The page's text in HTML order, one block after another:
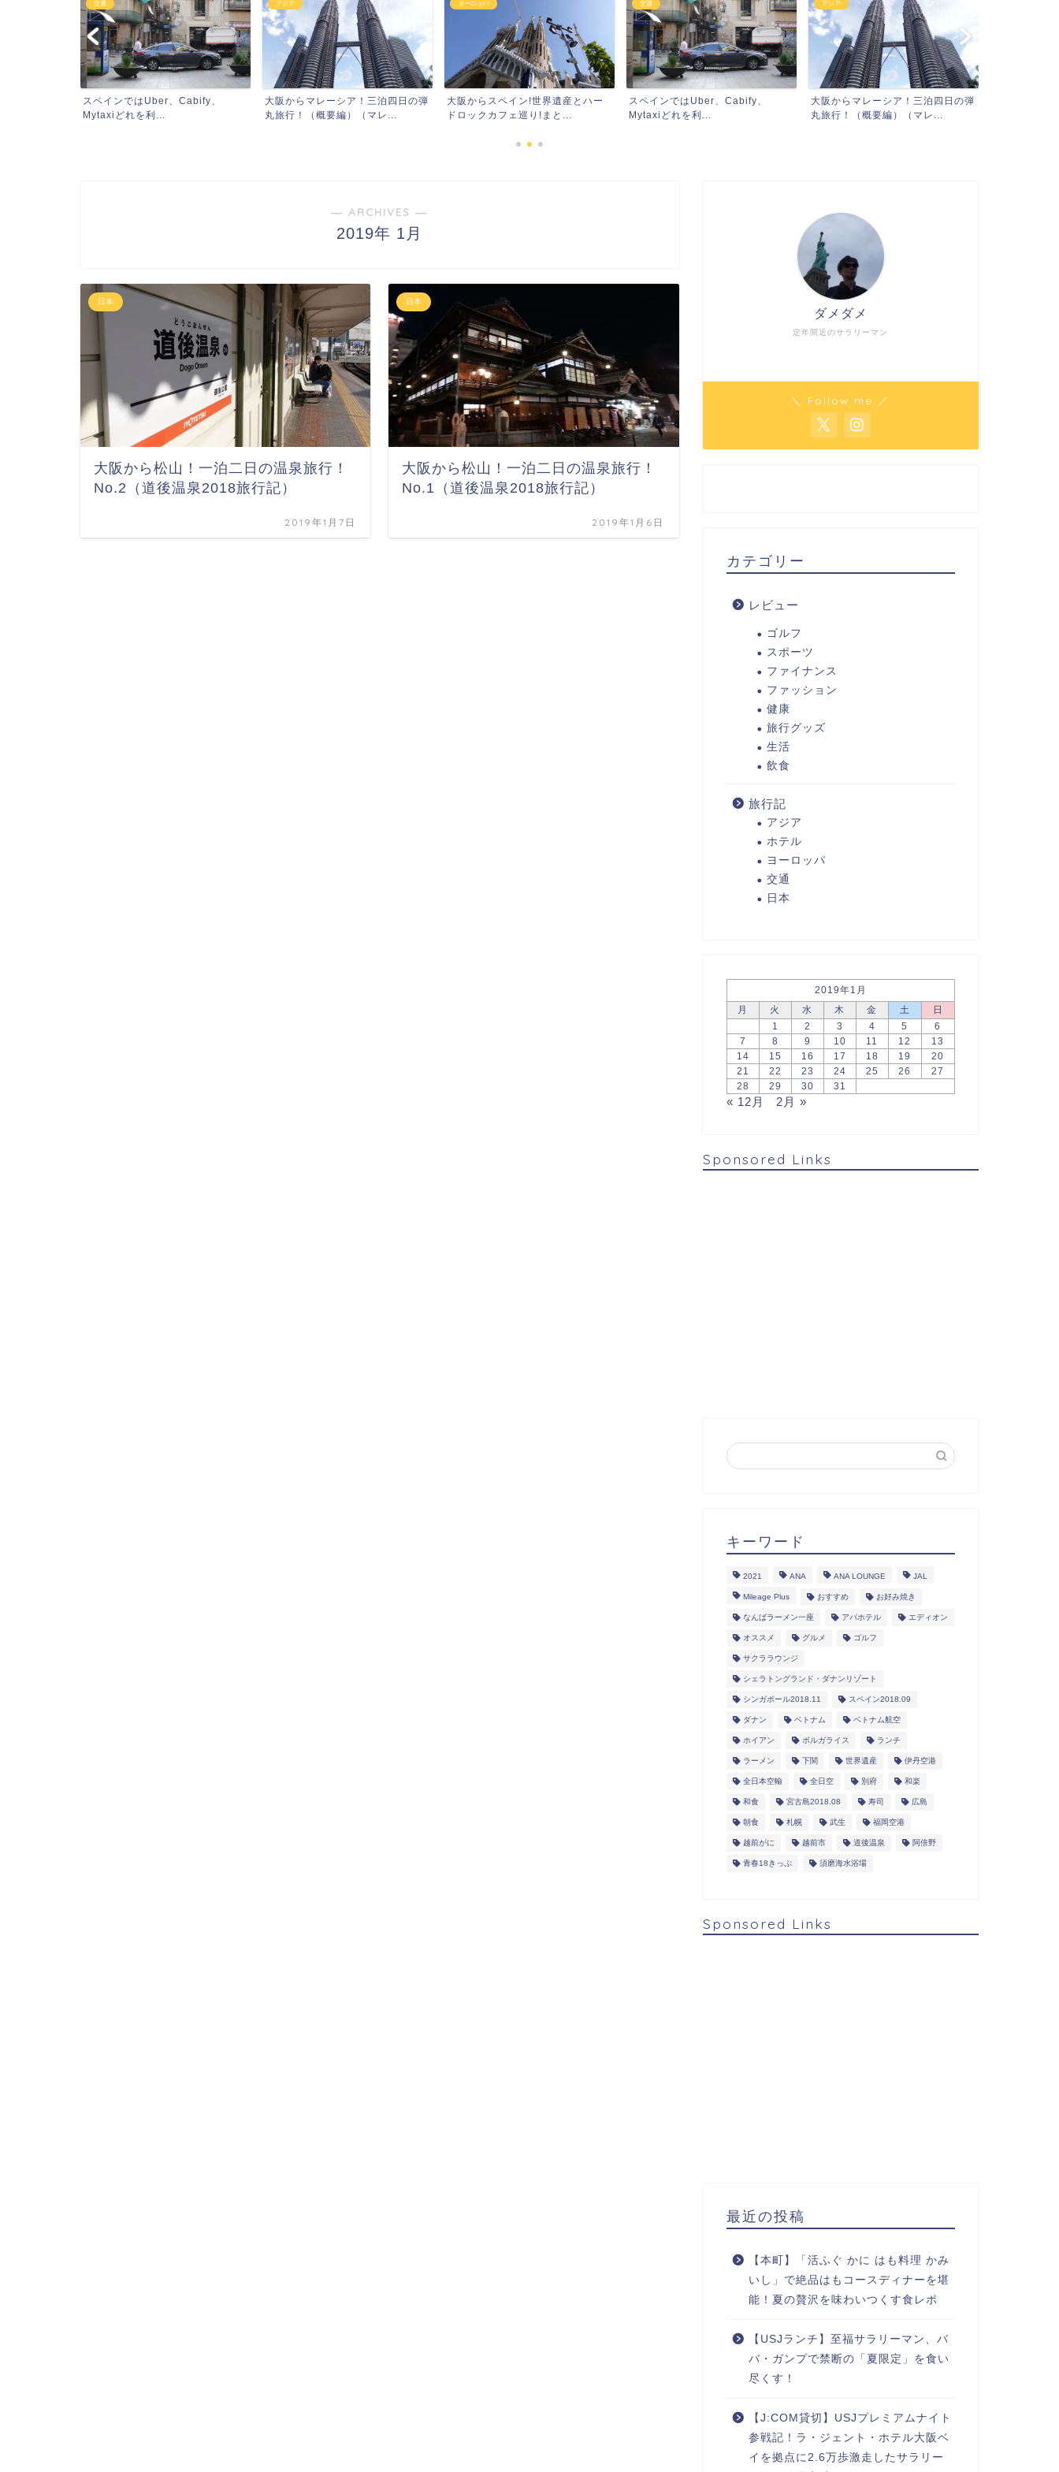
交通
スペインではUber、Cabify、
Mytaxiどれを利...
アジア
大阪からマレーシア！三泊四日の弾
丸旅行！（概要編）（マレ...
ヨーロッパ
大阪からスペイン!世界遺産とハー
ドロックカフェ巡り!まと...
交通
スペインではUber、Cabify、
Mytaxiどれを利...
アジア
大阪からマレーシア！三泊四日の弾
丸旅行！（概要編）（マレ...
― ARCHIVES ―
2019年 1月
日本
大阪から松山！一泊二日の温泉旅行！
No.2（道後温泉2018旅行記）
2019年1月7日
日本
大阪から松山！一泊二日の温泉旅行！
No.1（道後温泉2018旅行記）
2019年1月6日
定年間近のサラリーマン
ダメダメ
＼ Follow me ／
カテゴリー
レビュー
ゴルフ
スポーツ
ファイナンス
ファッション
健康
旅行グッズ
生活
飲食
旅行記
アジア
ホテル
ヨーロッパ
交通
日本
2019年1月
月
火 水 木 金 土
日
1
2 3 4 5
6
7
8 9 10 11 12
13
14
15 16 17 18 19
20
21
22 23 24 25 26
27
28
29 30 31
« 12月 2月 »
Sponsored Links
キーワード
2021 ANA ANA LOUNGE JAL
Mileage Plus おすすめ お好み焼き
なんばラーメン一座 アパホテル エディオン
オススメ グルメ ゴルフ
サクララウンジ
シェラトングランド・ダナンリゾート
シンガポール2018.11 スペイン2018.09
ダナン ベトナム ベトナム航空
ホイアン ボルガライス ランチ
ラーメン 下関 世界遺産 伊丹空港
全日本空輸 全日空 別府 和楽
和食 宮古島2018.08 寿司 広島
朝食 札幌 武生 福岡空港
越前がに 越前市 道後温泉 阿倍野
青春18きっぷ 須磨海水浴場
Sponsored Links
最近の投稿
【本町】「活ふぐ かに はも料理 かみ
いし」で絶品はもコースディナーを堪
能！夏の贅沢を味わいつくす食レポ
【USJランチ】至福サラリーマン、バ
バ・ガンプで禁断の「夏限定」を食い
尽くす！
【J:COM貸切】USJプレミアムナイト
参戦記！ラ・ジェント・ホテル大阪ベ
イを拠点に2.6万歩激走したサラリー